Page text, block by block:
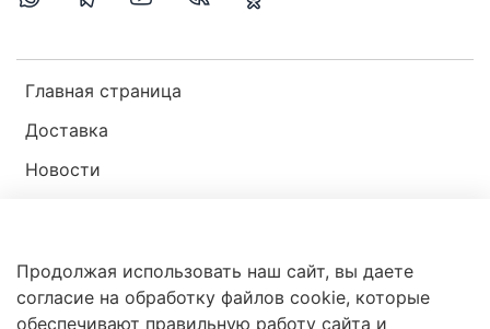
Главная страница
Доставка
Новости
Политика конфиденциальности
Продолжая использовать наш сайт, вы даете
согласие на обработку файлов cookie, которые
обеспечивают правильную работу сайта и